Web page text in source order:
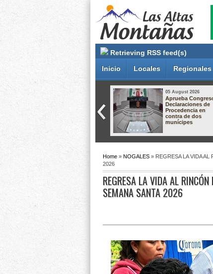
Retrieving RSS feed(s)
Inicio Locales Regionales
comerciantes para
05 August 2026
Dan hasta 60
de prisión a dos
responsables de
secuestro
agravado en
Home » NOGALES » REGRESA LA VIDA AL
2026
REGRESA LA VIDA AL
SEMANA SANTA 2026